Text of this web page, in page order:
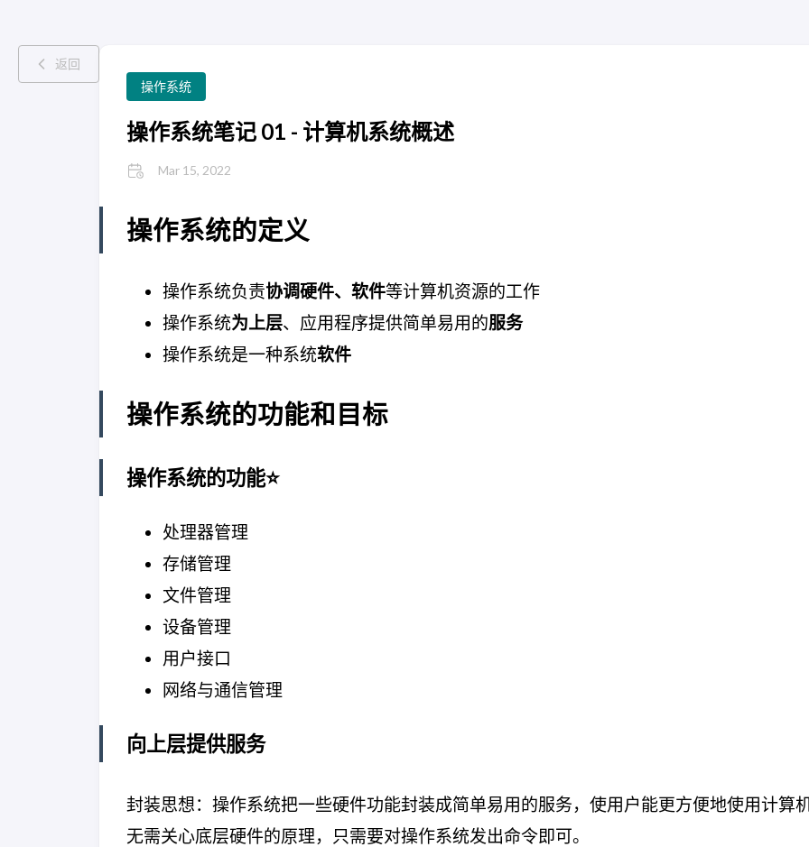
返回
操作系统
操作系统笔记 01 - 计算机系统概述
Mar 15, 2022
操作系统的定义
操作系统负责协调硬件、软件等计算机资源的工作
操作系统为上层、应用程序提供简单易用的服务
操作系统是一种系统软件
操作系统的功能和目标
操作系统的功能⭐
处理器管理
存储管理
文件管理
设备管理
用户接口
网络与通信管理
向上层提供服务
封装思想：操作系统把一些硬件功能封装成简单易用的服务，使用户能更方便地使用计算
无需关心底层硬件的原理，只需要对操作系统发出命令即可。